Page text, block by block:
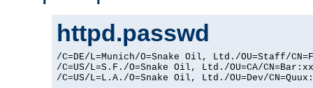
httpd.passwd
/C=DE/L=Munich/O=Snake Oil, Ltd./OU=Staff/
/C=US/L=S.F./O=Snake Oil, Ltd./OU=CA/
/C=US/L=L.A./O=Snake Oil, Ltd./OU=Dev/